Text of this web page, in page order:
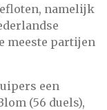
namelijk
meeste partijen
een
(56 duels),